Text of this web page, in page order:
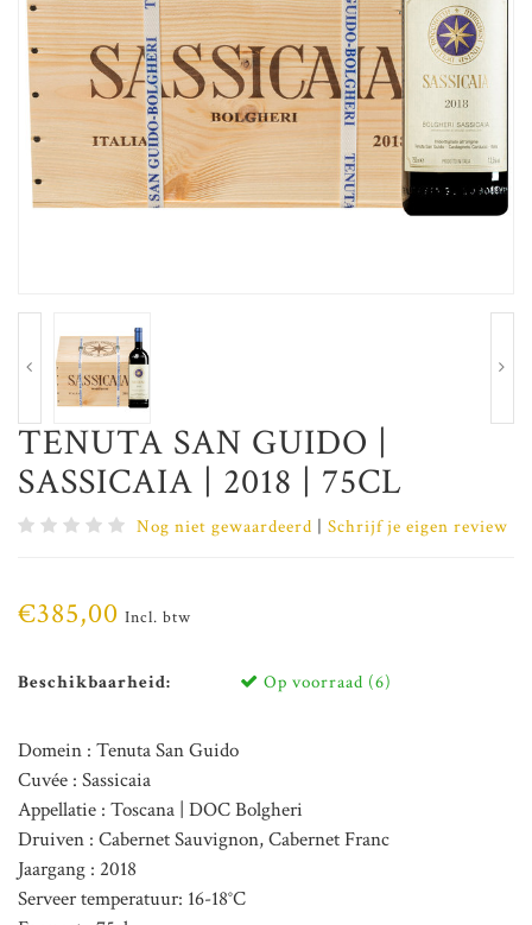
TENUTA SAN GUIDO |
SASSICAIA | 2018 | 75CL
Nog niet gewaardeerd | Schrijf je eigen review
€385,00 Incl. btw
Beschikbaarheid: Op voorraad (6)
Domein : Tenuta San Guido
Cuvée : Sassicaia
Appellatie : Toscana | DOC Bolgheri
Druiven : Cabernet Sauvignon, Cabernet Franc
Jaargang : 2018
Serveer temperatuur: 16-18°C